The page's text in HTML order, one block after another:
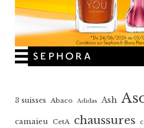
3 suisses Abaco Adidas Ash
camaieu CetA chaussures